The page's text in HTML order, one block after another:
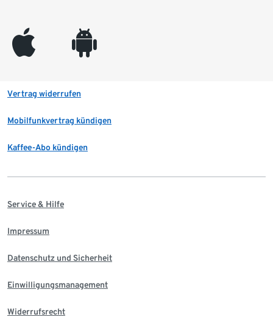
appleinc android
Vertrag widerrufen
Mobilfunkvertrag kündigen
Kaffee-Abo kündigen
Service & Hilfe
Impressum
Datenschutz und Sicherheit
Einwilligungsmanagement
Widerrufsrecht